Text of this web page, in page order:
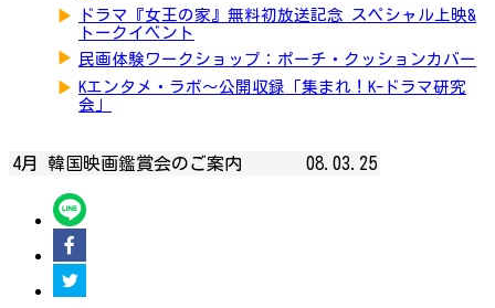
▶
ドラマ『女王の家』無料初放送記念 スペシャル上映&
トークイベント
▶ 民画体験ワークショップ：ポーチ・クッションカバー
▶ Kエンタメ・ラボ～公開収録「集まれ！K-ドラマ研究
会」
4月 韓国映画鑑賞会のご案内 08.03.25